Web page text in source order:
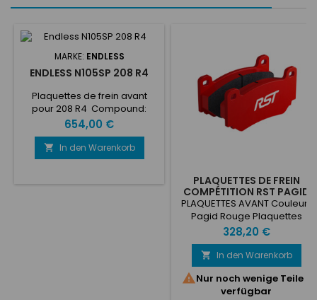
MARKE: ENDLESS
ENDLESS N105SP 208 R4
Plaquettes de frein avant
pour 208 R4 Compound:
105SP
Preis
654,00 €
 In den Warenkorb
PLAQUETTES DE FREIN
COMPÉTITION RST PAGID
OPEL ADAM
PLAQUETTES AVANT Couleur :
Pagid Rouge Plaquettes
PAGID S8023 RST3 Pagid RST3
application :Rallye asphalte
et terre, voitures GT, voitures
de tourisme et prototypes sur
circuit, monoplaces et
trackdays. Une large gamme
Preis
328,20 €
 In den Warenkorb
Nur noch wenige Teile
verfügbar